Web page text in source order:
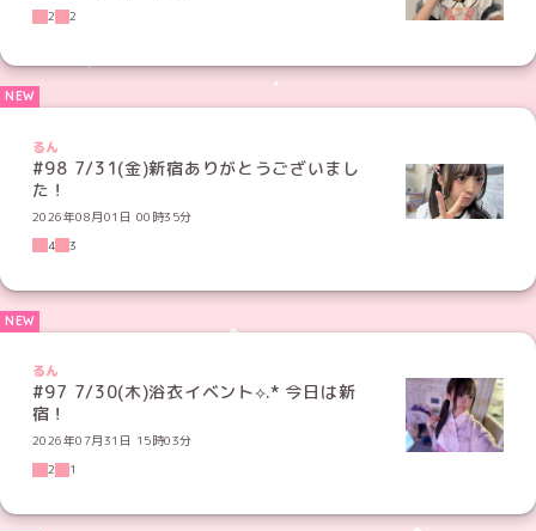
2
2
るん
#98 7/31(金)新宿ありがとうございまし
た！
2026年08月01日 00時35分
4
3
るん
#97 7/30(木)浴衣イベント⟡.* 今日は新
宿！
2026年07月31日 15時03分
2
1